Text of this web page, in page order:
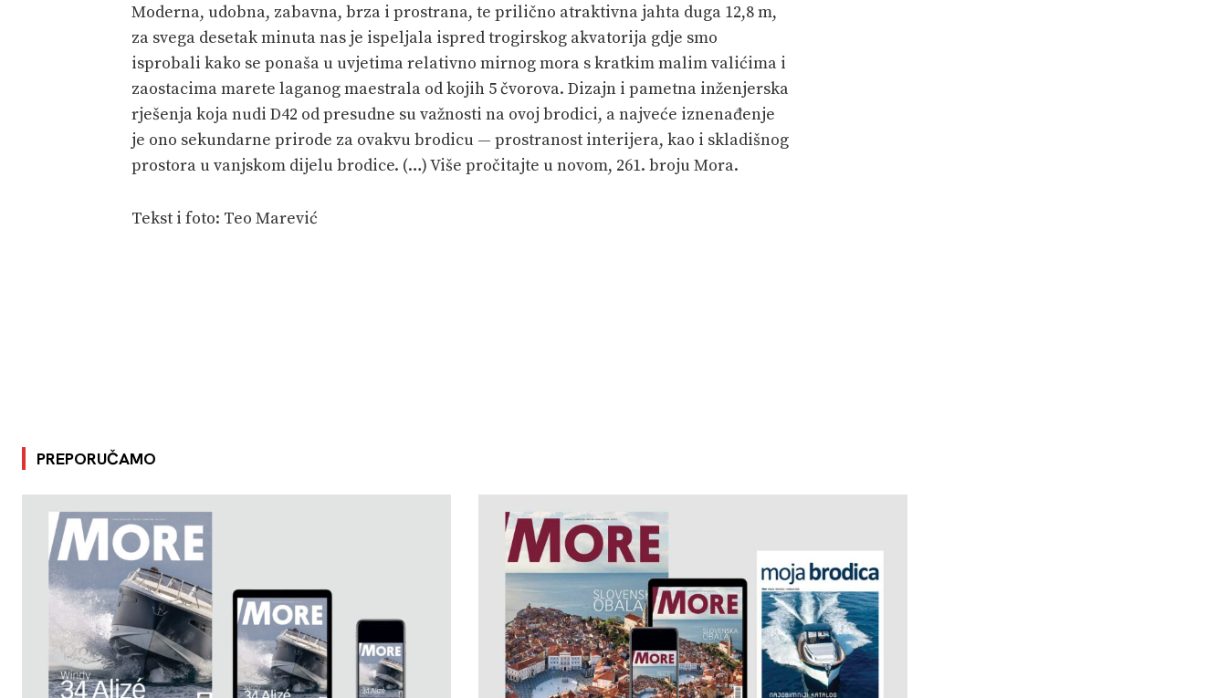
Moderna, udobna, zabavna, brza i prostrana, te prilično atraktivna jahta duga 12,8 m,
za svega desetak minuta nas je ispeljala ispred trogirskog akvatorija gdje smo
isprobali kako se ponaša u uvjetima relativno mirnog mora s kratkim malim valićima i
zaostacima marete laganog maestrala od kojih 5 čvorova. Dizajn i pametna inženjerska
rješenja koja nudi D42 od presudne su važnosti na ovoj brodici, a najveće iznenađenje
je ono sekundarne prirode za ovakvu brodicu — prostranost interijera, kao i skladišnog
prostora u vanjskom dijelu brodice. (…) Više pročitajte u novom, 261. broju Mora.
Tekst i foto: Teo Marević
PREPORUČAMO